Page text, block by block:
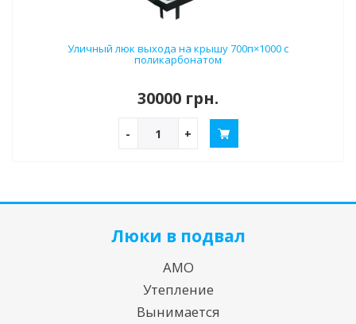
Уличный люк выхода на крышу 700п×1000 с
поликарбонатом
30000 грн.
- +
Люки в подвал
АМО
Утепление
Вынимается